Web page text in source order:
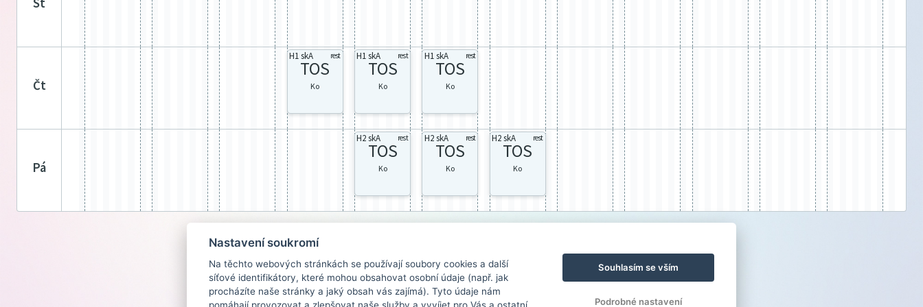
st
čt
H1 skA rest
TOS
Ko
H1 skA rest
TOS
Ko
H1 skA rest
TOS
Ko
pá
H2 skA rest
TOS
Ko
H2 skA rest
TOS
Ko
H2 skA rest
TOS
Ko
Nastavení soukromí
Na těchto webových stránkách se používají soubory cookies a další
síťové identifikátory, které mohou obsahovat osobní údaje (např. jak
procházíte naše stránky a jaký obsah vás zajímá). Tyto údaje nám
Souhlasím se vším
Podrobné nastavení